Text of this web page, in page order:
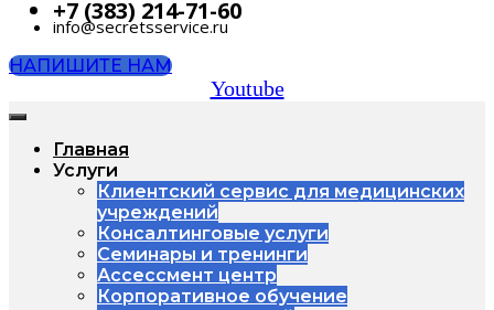
+7 (383) 214-71-60
info@secretsservice.ru
НАПИШИТЕ НАМ
Youtube
Главная
Услуги
Клиентский сервис для медицинских
учреждений
Консалтинговые услуги
Семинары и тренинги
Ассессмент центр
Корпоративное обучение